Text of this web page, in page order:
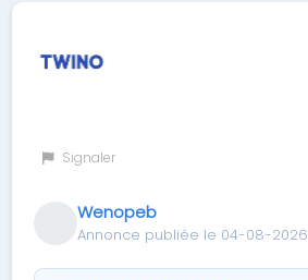
Signaler
Wenopeb
Annonce publiée le 04-08-2026